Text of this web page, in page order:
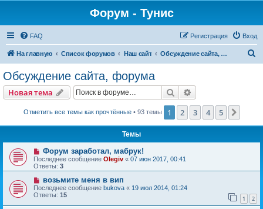
Форум - Тунис
FAQ Вход
Регистрация
На главную Список форумов Наш сайт Обсуждение сайта, форума
Обсуждение сайта, форума
Новая тема Поиск
Отметить все темы как прочтённые• 93 темы 1 2 3 4 5
Темы
Форум заработал, мабрук!
Последнее сообщение Olegiv « 07 июн 2017, 00:41
Ответы: 3
возьмите меня в вип
Последнее сообщение bukova « 19 июл 2014, 01:24
Ответы: 15 1 2